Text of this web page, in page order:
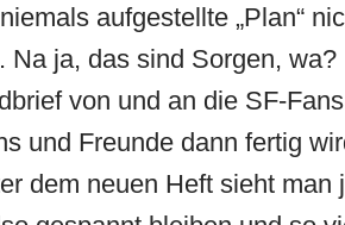
aufgestellte „Plan“
Na ja, das sind Sorgen,
von und an die SF-
und Freunde dann fertig
dem neuen Heft sieht